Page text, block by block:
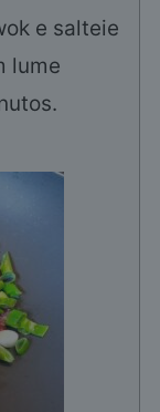
e salteie
lume